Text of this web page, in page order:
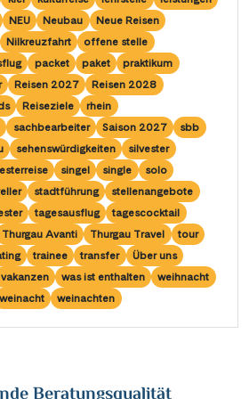
NEU Neubau
Neue Reisen
Nilkreuzfahrt
offene stelle
packet paket
praktikum
Reisen 2027
Reisen 2028
Reiseziele
rhein
sachbearbeiter Saison 2027
sbb
sehenswürdigkeiten
silvester
singel single
solo
stadtführung
stellenangebote
tagesausflug
tagescocktail
Thurgau Avanti Thurgau Travel
tour
trainee transfer
Über uns
vakanzen was ist enthalten
weihnacht
weinacht weinachten
(6)
(2)
(15)
(15)
(3)
Niederfinow(19)
(8)
(6)
(11)
(5)
(8)